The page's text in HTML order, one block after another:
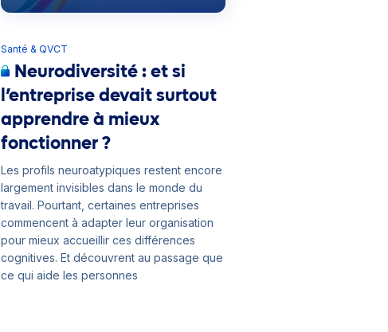
Santé & QVCT
Neurodiversité : et si
l’entreprise devait surtout
apprendre à mieux
fonctionner ?
Les profils neuroatypiques restent encore
largement invisibles dans le monde du
travail. Pourtant, certaines entreprises
commencent à adapter leur organisation
pour mieux accueillir ces différences
cognitives. Et découvrent au passage que
ce qui aide les personnes